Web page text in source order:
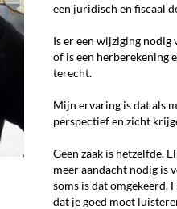
een juridisch en fiscaal
Is er een wijziging nodig
of is een herberekening
terecht.
Mijn ervaring is dat als
perspectief en zicht
Geen zaak is hetzelfde.
meer aandacht nodig is
soms is dat omgekeerd.
dat je goed moet